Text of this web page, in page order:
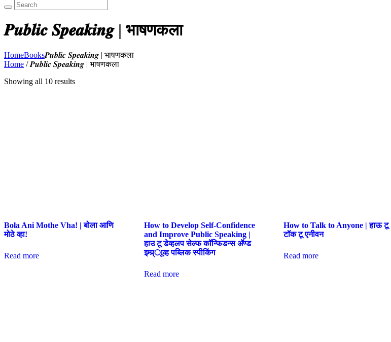
𝑷𝒖𝒃𝒍𝒊𝒄 𝑺𝒑𝒆𝒂𝒌𝒊𝒏𝒈 | भाषणकला
HomeBooks𝑷𝒖𝒃𝒍𝒊𝒄 𝑺𝒑𝒆𝒂𝒌𝒊𝒏𝒈 | भाषणकला
Home / 𝑷𝒖𝒃𝒍𝒊𝒄 𝑺𝒑𝒆𝒂𝒌𝒊𝒏𝒈 | भाषणकला
Showing all 10 results
Bola Ani Mothe Vha! | बोला आणि
मोठे व्हा!
Read more
How to Develop Self-Confidence
and Improve Public Speaking |
हाउ टू डेव्हलप सेल्फ कॉन्फिडन्स अ‍ॅण्ड
इम्प्र्ाूव्ह पब्लिक स्पीकिंग
Read more
How to Talk to Anyone | हाऊ टू
टॉक टू एनीवन
Read more